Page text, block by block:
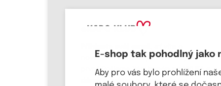
E-shop tak pohodlný jako
Aby pro vás bylo prohlížení
novinkách a slevových akcích jako
první! Pošleme Vámkupón na 100 Kč a
dárek k svátku a narozeninám.